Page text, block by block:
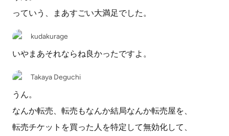
っていう、まあすごい大満足でした。
kudakurage
いやまあそれならね良かったですよ。
Takaya Deguchi
うん。
なんか転売、転売もなんか結局なんか転売屋を、
転売チケットを買った人を特定して無効化して、